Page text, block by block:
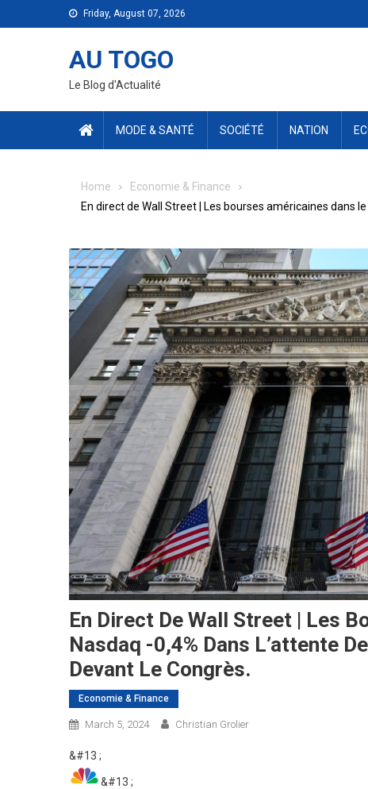
to
Friday, August 07, 2026
AU TOGO
Le Blog d'Actualité
MODE & SANTÉ SOCIÉTÉ NATION
Home
Economie & Finance
En direct de Wall Street | Les bourses américaines dans
En Direct De Wall Street | Les
Nasdaq -0,4% Dans L’attente
Devant Le Congrès.
Economie & Finance
March 5, 2024 Christian Grolier
&#13 ;
&#13 ;